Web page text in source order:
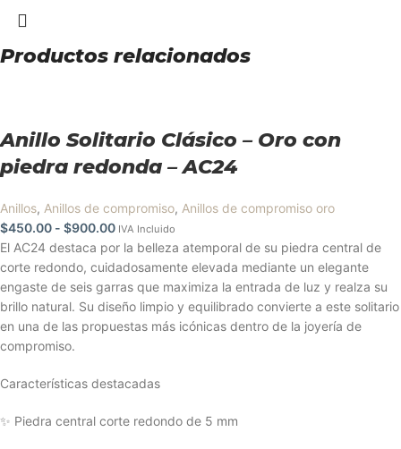
Productos relacionados
Anillo Solitario Clásico – Oro con
piedra redonda – AC24
Anillos, Anillos de compromiso, Anillos de compromiso oro
$450.00 - $900.00 IVA Incluido
El AC24 destaca por la belleza atemporal de su piedra central de
corte redondo, cuidadosamente elevada mediante un elegante
engaste de seis garras que maximiza la entrada de luz y realza su
brillo natural. Su diseño limpio y equilibrado convierte a este solitario
en una de las propuestas más icónicas dentro de la joyería de
compromiso.
Características destacadas
✨ Piedra central corte redondo de 5 mm